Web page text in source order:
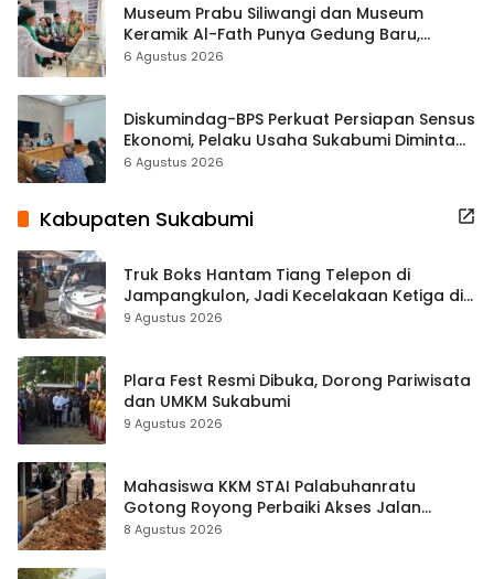
Museum Prabu Siliwangi dan Museum
Keramik Al-Fath Punya Gedung Baru,
Hampir 500 Koleksi Dipisahkan
6 Agustus 2026
Diskumindag-BPS Perkuat Persiapan Sensus
Ekonomi, Pelaku Usaha Sukabumi Diminta
Terbuka Beri Data
6 Agustus 2026
Kabupaten Sukabumi
Truk Boks Hantam Tiang Telepon di
Jampangkulon, Jadi Kecelakaan Ketiga di
Titik yang Sama
9 Agustus 2026
Plara Fest Resmi Dibuka, Dorong Pariwisata
dan UMKM Sukabumi
9 Agustus 2026
Mahasiswa KKM STAI Palabuhanratu
Gotong Royong Perbaiki Akses Jalan
Majelis Ta’lim di Sagaranten
8 Agustus 2026